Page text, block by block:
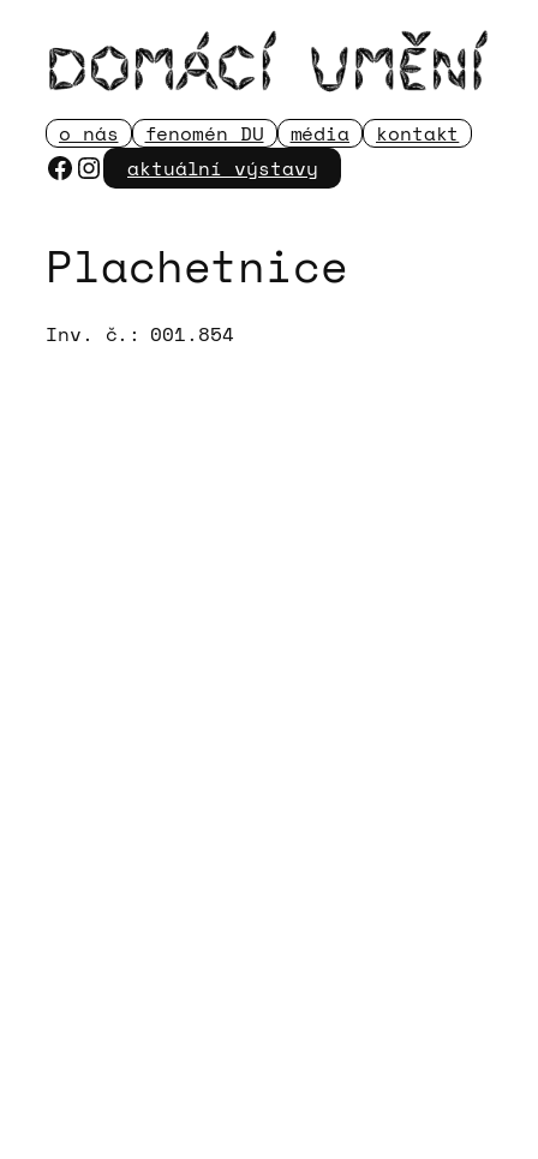
obsah
o nás fenomén DU média kontakt
Facebook
Instagram
aktuální výstavy
Plachetnice
Inv. č.: 001.854